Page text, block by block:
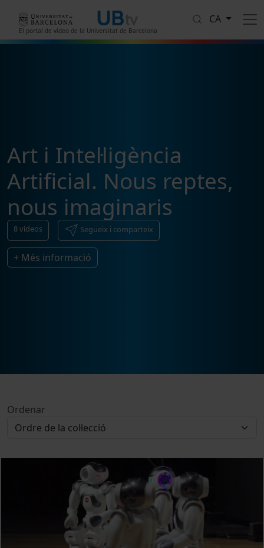
El portal de vídeo de la Universitat de Barcelona
CA
Art i Intel·ligència
Artificial. Nous reptes,
nous imaginaris
8vídeos Segueix i comparteix
+ Més informació
Ordenar